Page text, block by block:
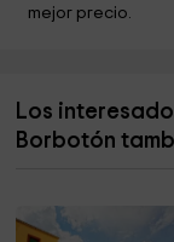
Museo de Arte
Iglesia del
Merced
mejor precio.
Los
Borbotón